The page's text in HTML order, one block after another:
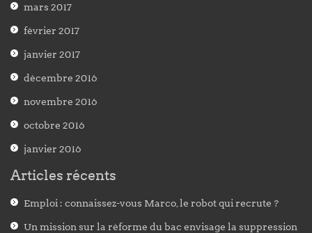
mars 2017
février 2017
janvier 2017
décembre 2016
novembre 2016
octobre 2016
janvier 2016
Articles récents
Emploi : connaissez-vous Marco, le robot qui recrute ?
Un mission sur la réforme du bac envisage la suppression